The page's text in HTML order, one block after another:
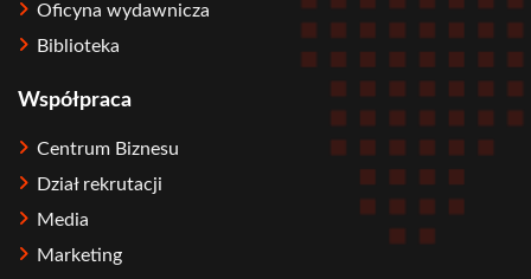
Oficyna wydawnicza
Biblioteka
Współpraca
Centrum Biznesu
Dział rekrutacji
Media
Marketing